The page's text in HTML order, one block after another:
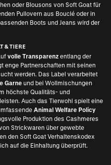
oder Blousons von Soft Goat für
Pullovern aus Bouclé oder in
Boots und Jeans wird der
& TIERE
volle Transparenz entlang der
enge Partnerschaften mit seinen
werden. Das Label verarbeitet
Garne und bei Wollmischungen
höchste Qualitäts- und
Auch das Tierwohl spielt eine
Animal Welfare Policy
Produktion des Cashmeres
Strickwaren über gewebte
den Soft Goat Verhaltenskodex
auf die Einhaltung überprüft.